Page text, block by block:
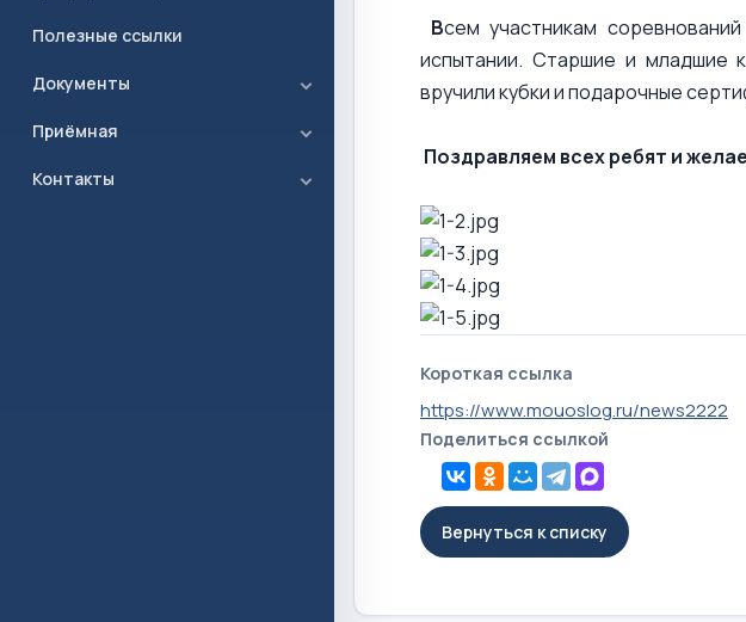
Полезные ссылки
Документы
Приёмная
Контакты
Всем участникам
испытании. Старшие и младшие
вручили кубки и подарочные
Поздравляем всех ребят и
Короткая ссылка
https://www.mouoslog.ru/news2222
Поделиться ссылкой
Вернуться к списку